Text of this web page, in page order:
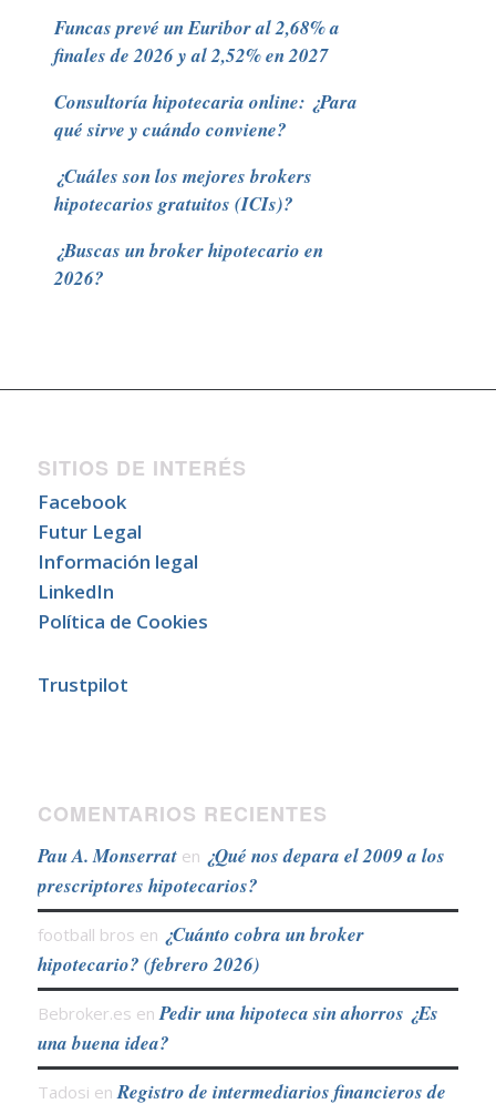
Funcas prevé un Euribor al 2,68% a
finales de 2026 y al 2,52% en 2027
Consultoría hipotecaria online: ¿Para
qué sirve y cuándo conviene?
¿Cuáles son los mejores brokers
hipotecarios gratuitos (ICIs)?
¿Buscas un broker hipotecario en
2026?
SITIOS DE INTERÉS
Facebook
Futur Legal
Información legal
LinkedIn
Política de Cookies
Trustpilot
COMENTARIOS RECIENTES
Pau A. Monserraten ¿Qué nos depara el 2009 a los
prescriptores hipotecarios?
football bros en ¿Cuánto cobra un broker
hipotecario? (febrero 2026)
Bebroker.es enPedir una hipoteca sin ahorros ¿Es
una buena idea?
Tadosi enRegistro de intermediarios financieros de